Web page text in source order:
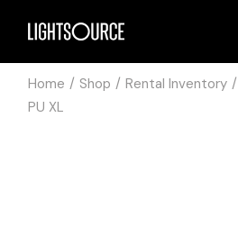
Home Shop Rental Inventory
PU XL